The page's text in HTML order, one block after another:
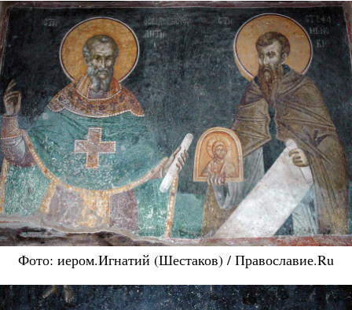
Фото: иером.Игнатий (Шестаков) / Православие.Ru